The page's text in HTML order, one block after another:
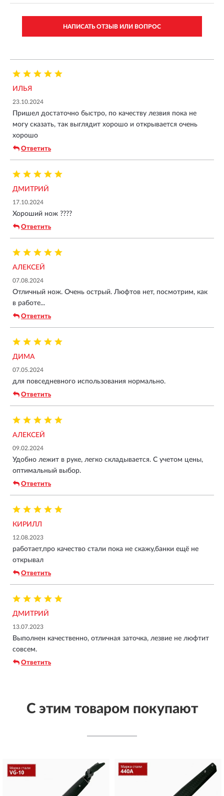
НАПИСАТЬ ОТЗЫВ ИЛИ ВОПРОС
ИЛЬЯ
23.10.2024
Пришел достаточно быстро, по качеству лезвия пока не
могу сказать, так выглядит хорошо и открывается очень
хорошо
Ответить
ДМИТРИЙ
17.10.2024
Хороший нож ????
Ответить
АЛЕКСЕЙ
07.08.2024
Отличный нож. Очень острый. Люфтов нет, посмотрим, как
в работе...
Ответить
ДИМА
07.05.2024
для повседневного использования нормально.
Ответить
АЛЕКСЕЙ
09.02.2024
Удобно лежит в руке, легко складывается. С учетом цены,
оптимальный выбор.
Ответить
КИРИЛЛ
12.08.2023
работает,про качество стали пока не скажу,банки ещё не
открывал
Ответить
ДМИТРИЙ
13.07.2023
Выполнен качественно, отличная заточка, лезвие не люфтит
совсем.
Ответить
С этим товаром покупают